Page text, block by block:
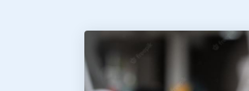
Immagine